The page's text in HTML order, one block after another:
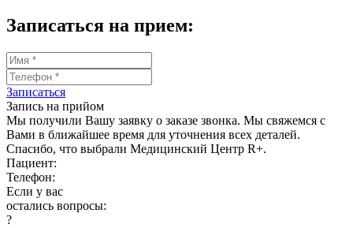
Записаться на прием:
Записаться
Запись на прийом
Мы получили Вашу заявку о заказе звонка. Мы свяжемся с
Вами в ближайшее время для уточнения всех деталей.
Спасибо, что выбрали Медицинский Центр R+.
Пациент:
Телефон:
Если у вас
остались вопросы:
?